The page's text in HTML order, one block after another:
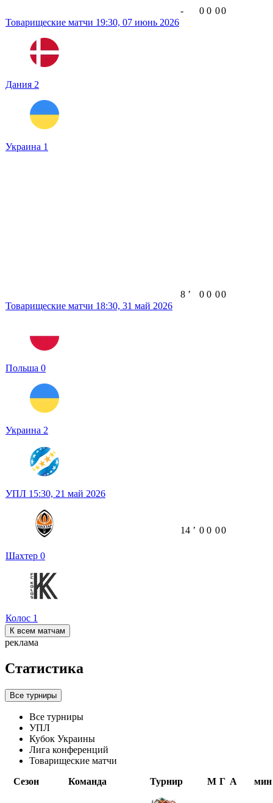
Товарищеские матчи 19:30, 07 июнь 2026
Дания 2
Украина 1
- 0 0 00
Товарищеские матчи 18:30, 31 май 2026
Польша 0
Украина 2
8 ʼ 0 0 00
УПЛ 15:30, 21 май 2026
Шахтер 0
Колос 1
14 ʼ 0 0 00
К всем матчам
реклама
Статистика
Все турниры
Все турниры
УПЛ
Кубок Украины
Лига конференций
Товарищеские матчи
Сезон
Команда Турнир М Г А мин